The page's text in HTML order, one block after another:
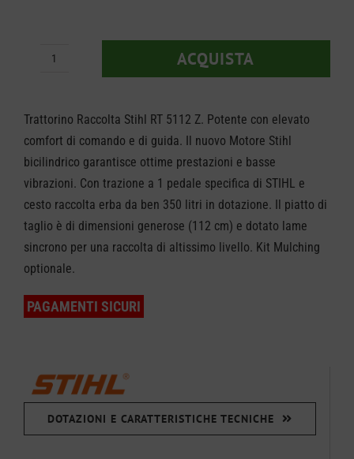
DOTAZIONI E CARATTERISTICHE TECNICHE
RT
5112
Z
quantità
ACQUISTA
Trattorino Raccolta Stihl RT 5112 Z. Potente con elevato
comfort di comando e di guida. Il nuovo Motore Stihl
bicilindrico garantisce ottime prestazioni e basse
vibrazioni. Con trazione a 1 pedale specifica di STIHL e
cesto raccolta erba da ben 350 litri in dotazione. Il piatto di
taglio è di dimensioni generose (112 cm) e dotato lame
sincrono per una raccolta di altissimo livello. Kit Mulching
optionale.
PAGAMENTI SICURI